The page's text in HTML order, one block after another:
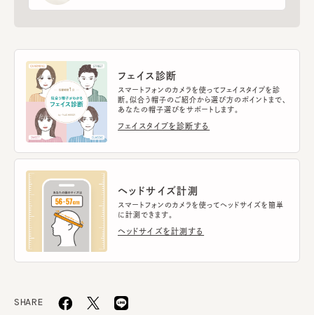
フェイス診断
スマートフォンのカメラを使ってフェイスタイプを診
断。似合う帽子のご紹介から選び方のポイントまで、
あなたの帽子選びをサポートします。
フェイスタイプを診断する
ヘッドサイズ計測
スマートフォンのカメラを使ってヘッドサイズを簡単
に計測できます。
ヘッドサイズを計測する
SHARE